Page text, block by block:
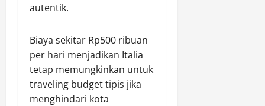
autentik.
Biaya sekitar Rp500 ribuan
per hari menjadikan Italia
tetap memungkinkan untuk
traveling budget tipis jika
menghindari kota